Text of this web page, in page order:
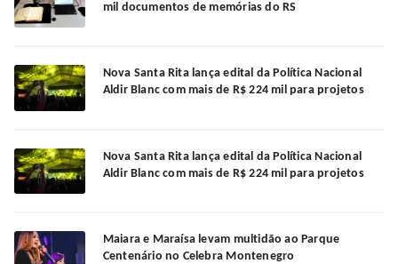
mil documentos de memórias do RS
Nova Santa Rita lança edital da Política Nacional
Aldir Blanc com mais de R$ 224 mil para projetos
Nova Santa Rita lança edital da Política Nacional
Aldir Blanc com mais de R$ 224 mil para projetos
Maiara e Maraísa levam multidão ao Parque
Centenário no Celebra Montenegro